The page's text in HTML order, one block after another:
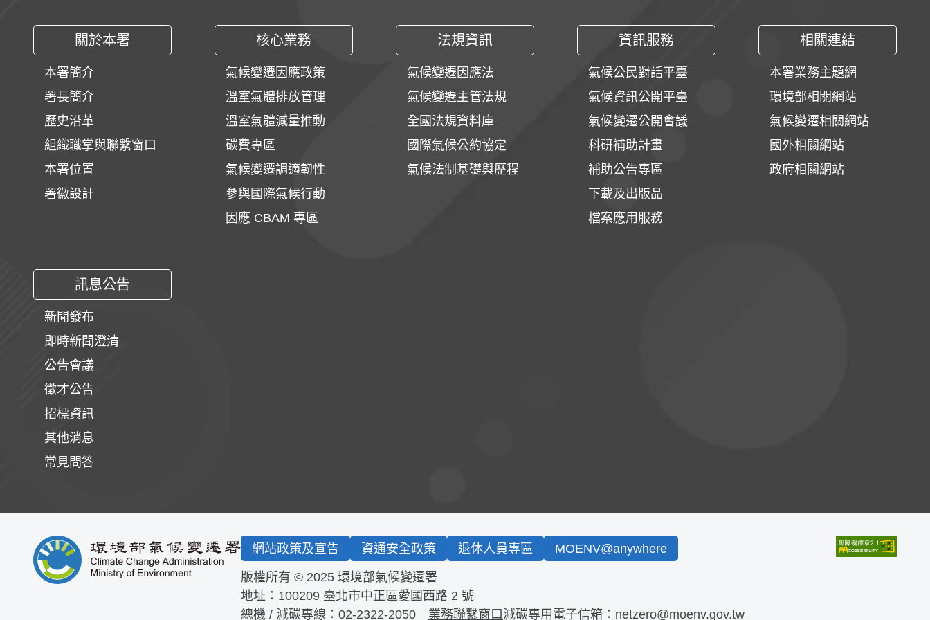
關於本署
本署簡介
署長簡介
歷史沿革
組織職掌與聯繫窗口
本署位置
署徽設計
核心業務
氣候變遷因應政策
溫室氣體排放管理
溫室氣體減量推動
碳費專區
氣候變遷調適韌性
參與國際氣候行動
因應 CBAM 專區
法規資訊
氣候變遷因應法
氣候變遷主管法規
全國法規資料庫
國際氣候公約協定
氣候法制基礎與歷程
資訊服務
氣候公民對話平臺
氣候資訊公開平臺
氣候變遷公開會議
科研補助計畫
補助公告專區
下載及出版品
檔案應用服務
相關連結
本署業務主題網
環境部相關網站
氣候變遷相關網站
國外相關網站
政府相關網站
訊息公告
新聞發布
即時新聞澄清
公告會議
徵才公告
招標資訊
其他消息
常見問答
網站政策及宣告 資通安全政策 退休人員專區 MOENV@anywhere
版權所有 © 2025 環境部氣候變遷署
地址：100209 臺北市中正區愛國西路 2 號
總機 / 減碳專線： 02-2322-2050 業務聯繫窗口 減碳專用電子信箱： netzero@moenv.gov.tw